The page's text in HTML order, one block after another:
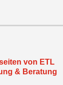
von ETL
& Beratung